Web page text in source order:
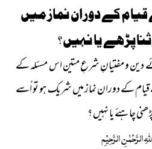
قیام کے دوران نماز میں
پڑھے یا نہیں؟
دین و مفتیانِ شرعِ متین اس مسئلہ کے
کے دوران نماز میں شریک ہو تو اُسے
چاہئے یا نہیں ؟
الرَّحْمٰنِ الرَّحِیْمِ